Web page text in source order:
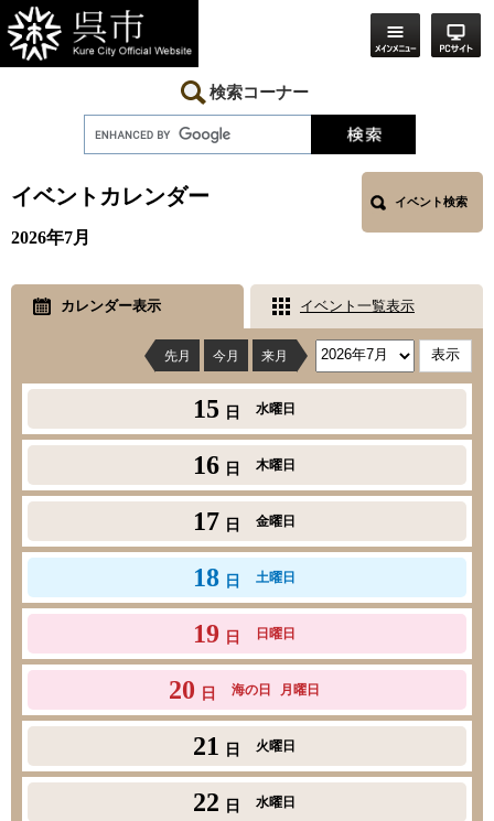
ー
ジ
の
ニ
ュ
ー
へ
検索コーナー
イベントカレンダー イベント検索
2026年7月
カレンダー表示 イベント一覧表示
先月 今月 来月
15 日 水曜日
16 日 木曜日
17 日 金曜日
18 日 土曜日
19 日 日曜日
20 日 海の日 月曜日
21 日 火曜日
22 日 水曜日